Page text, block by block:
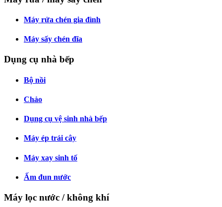
Máy rửa chén gia đình
Máy sấy chén đĩa
Dụng cụ nhà bếp
Bộ nồi
Chảo
Dụng cụ vệ sinh nhà bếp
Máy ép trái cây
Máy xay sinh tố
Ấm đun nước
Máy lọc nước / không khí